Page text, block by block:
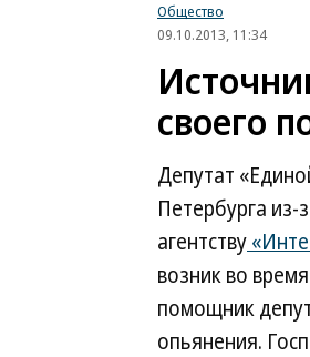
Общество
09.10.2013, 11:34
своего
Депутат
Петербурга
агентству
возник во
помощник
опьянения.